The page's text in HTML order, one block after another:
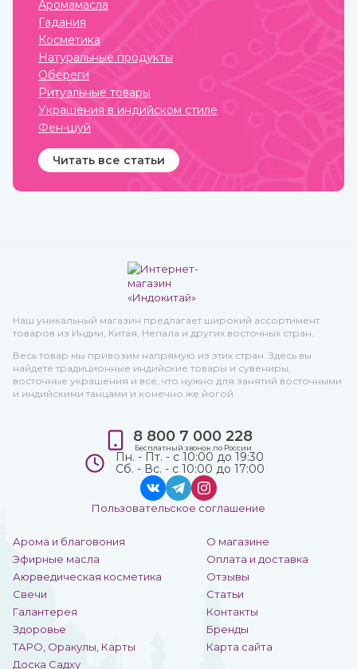
Аромамасла
Гадания
Косметика
Натуральные продукты
Обереги
Ритуальные товары
Украшения в индийском стиле
Фен-шуй
Читать все статьи
Наш уникальный магазин предлагает широкий ассортимент
товаров из Индии, Китая, Непала и других восточных стран.
Весь товар мы привозим напрямую из этих стран. Здесь вы
найдете традиционные индийские товары и сувениры,
восточные украшения и все, что нужно для занятий восточными
и индийскими танцами и конечно же йогой.
Арома и благовония
Эфирные масла
Аюрведическая косметика
Свечи
Галантерея
Здоровье
ТАРО, Оракулы, Карты
Доска Садху
О магазине
Оплата и доставка
Отзывы
Статьи
Контакты
Бренды
Карта сайта
8 800 7 000 228
Бесплатный звонок по России
Пн. - Пт. - с 10:00 до 19:30
Сб. - Вс. - с 10:00 до 17:00
Пользовательское соглашение